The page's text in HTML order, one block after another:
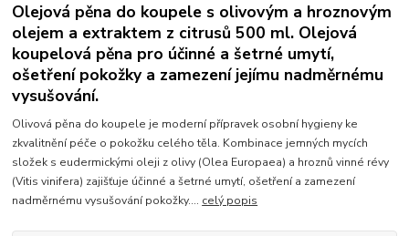
Olejová pěna do koupele s olivovým a hroznovým
olejem a extraktem z citrusů 500 ml. Olejová
koupelová pěna pro účinné a šetrné umytí,
ošetření pokožky a zamezení jejímu nadměrnému
vysušování.
Olivová pěna do koupele je moderní přípravek osobní hygieny ke
zkvalitnění péče o pokožku celého těla. Kombinace jemných mycích
složek s eudermickými oleji z olivy (Olea Europaea) a hroznů vinné révy
(Vitis vinifera) zajišťuje účinné a šetrné umytí, ošetření a zamezení
nadměrnému vysušování pokožky.... celý popis